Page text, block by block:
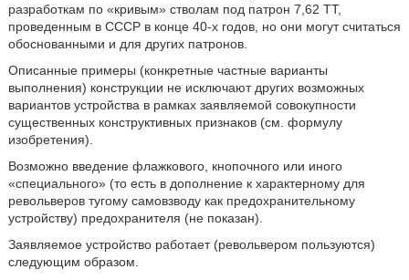
разработкам по «кривым» стволам под патрон 7,62 ТТ,
проведенным в СССР в конце 40-х годов, но они могут считаться
обоснованными и для других патронов.
Описанные примеры (конкретные частные варианты
выполнения) конструкции не исключают других возможных
вариантов устройства в рамках заявляемой совокупности
существенных конструктивных признаков (см. формулу
изобретения).
Возможно введение флажкового, кнопочного или иного
«специального» (то есть в дополнение к характерному для
револьверов тугому самовзводу как предохранительному
устройству) предохранителя (не показан).
Заявляемое устройство работает (револьвером пользуются)
следующим образом.